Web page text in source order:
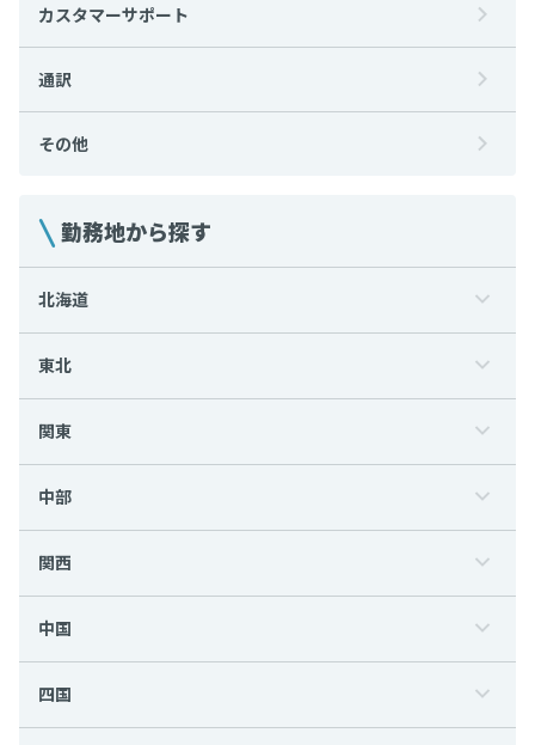
カスタマーサポート
通訳
その他
勤務地から探す
北海道
東北
関東
中部
関西
中国
四国